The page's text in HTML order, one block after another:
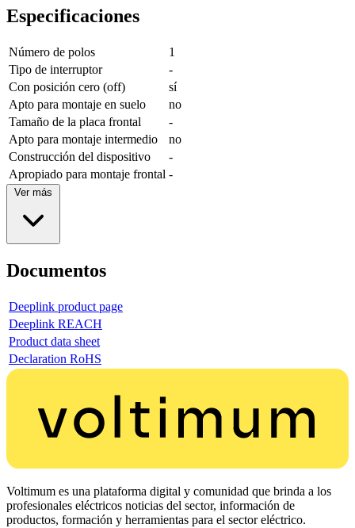
Especificaciones
Número de polos
1
Tipo de interruptor
-
Con posición cero (off)
sí
Apto para montaje en suelo
no
Tamaño de la placa frontal
-
Apto para montaje intermedio
no
Construcción del dispositivo
-
Apropiado para montaje frontal -
Ver más
Documentos
Deeplink product page
Deeplink REACH
Product data sheet
Declaration RoHS
Voltimum es una plataforma digital y comunidad que brinda a los
profesionales eléctricos noticias del sector, información de
productos, formación y herramientas para el sector eléctrico.